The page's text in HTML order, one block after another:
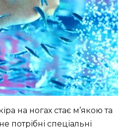
на ногах стає м’якою та
потрібні спеціальні